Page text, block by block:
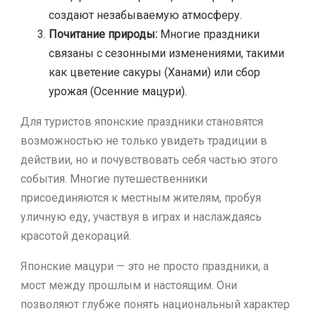
создают незабываемую атмосферу.
Почитание природы: Многие праздники
связаны с сезонными изменениями, такими
как цветение сакуры (Ханами) или сбор
урожая (Осенние мацури).
Для туристов японские праздники становятся
возможностью не только увидеть традиции в
действии, но и почувствовать себя частью этого
события. Многие путешественники
присоединяются к местным жителям, пробуя
уличную еду, участвуя в играх и наслаждаясь
красотой декораций.
Японские мацури — это не просто праздники, а
мост между прошлым и настоящим. Они
позволяют глубже понять национальный характер